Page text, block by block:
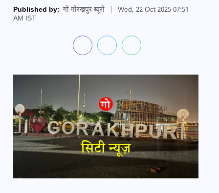
Published by: गो गोरखपुर ब्यूरो
Wed, 22 Oct 2025 07:51
AM IST